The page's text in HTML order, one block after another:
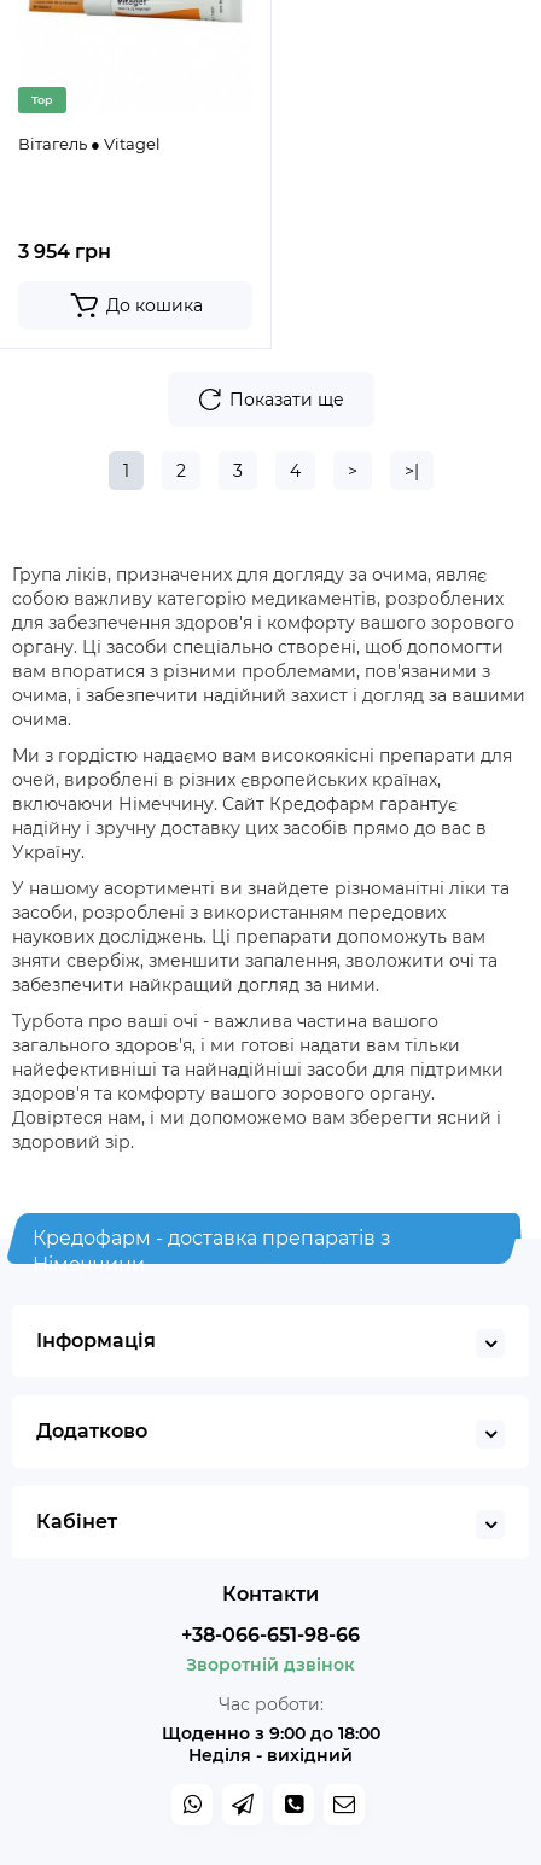
Top
Вітагель ● Vitagel
3 954 грн
До кошика
Показати ще
1 2 3 4 > >|
Група ліків, призначених для догляду за очима, являє
собою важливу категорію медикаментів, розроблених
для забезпечення здоров'я і комфорту вашого зорового
органу. Ці засоби спеціально створені, щоб допомогти
вам впоратися з різними проблемами, пов'язаними з
очима, і забезпечити надійний захист і догляд за вашими
очима.
Ми з гордістю надаємо вам високоякісні препарати для
очей, вироблені в різних європейських країнах,
включаючи Німеччину. Сайт Кредофарм гарантує
надійну і зручну доставку цих засобів прямо до вас в
Україну.
У нашому асортименті ви знайдете різноманітні ліки та
засоби, розроблені з використанням передових
наукових досліджень. Ці препарати допоможуть вам
зняти свербіж, зменшити запалення, зволожити очі та
забезпечити найкращий догляд за ними.
Турбота про ваші очі - важлива частина вашого
загального здоров'я, і ми готові надати вам тільки
найефективніші та найнадійніші засоби для підтримки
здоров'я та комфорту вашого зорового органу.
Довіртеся нам, і ми допоможемо вам зберегти ясний і
здоровий зір.
Кредофарм - доставка препаратів з
Німеччини
Інформація
Додатково
Кабінет
Контакти
+38-066-651-98-66
Зворотній дзвінок
Час роботи:
Щоденно з 9:00 до 18:00
Неділя - вихідний